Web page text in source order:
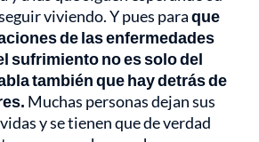
viviendo. Y pues paraque
de las enfermedades
sufrimiento no es solo del
también que hay detrás de
Muchas personas dejan sus
y se tienen que de verdad